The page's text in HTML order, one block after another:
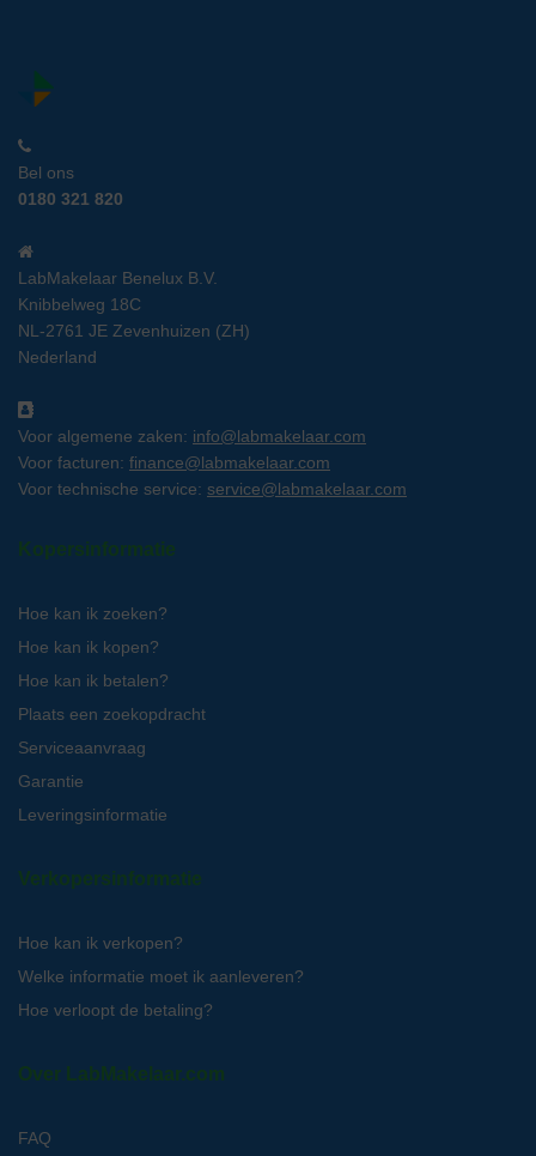
Bel ons
0180 321 820
LabMakelaar Benelux B.V.
Knibbelweg 18C
NL-2761 JE Zevenhuizen (ZH)
Nederland
Voor algemene zaken: info@labmakelaar.com
Voor facturen: finance@labmakelaar.com
Voor technische service: service@labmakelaar.com
Kopersinformatie
Hoe kan ik zoeken?
Hoe kan ik kopen?
Hoe kan ik betalen?
Plaats een zoekopdracht
Serviceaanvraag
Garantie
Leveringsinformatie
Verkopersinformatie
Hoe kan ik verkopen?
Welke informatie moet ik aanleveren?
Hoe verloopt de betaling?
Over LabMakelaar.com
FAQ